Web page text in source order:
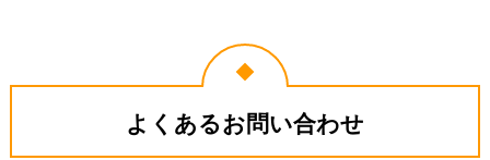
よくあるお問い合わせ